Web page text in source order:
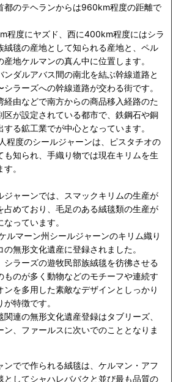
都のテヘランからは960km程度の距離で
程度にヤズド、西に400km程度にはシラ
絨毯の産地として知られる産地と、ペル
産地ケルマンの真ん中に位置します。
ンダルアバス間の南北を結ぶ幹線道路と
シラーズへの幹線道路が交わる街です。
経由などで南方からの商品移入経路のた
区が設定されている都市で、鉄鋼石や銅
する鉱工業でが中心となっています。
程度のシールジャーンは、ピスタチオの
も知られ、手織り物では現在キリムを生
。
ジャーンでは、スマックキリムの生産が
占めており、毛足のある絨毯類の生産が
なっています。
ルマーン州シールジャーンのキリム織り
の無形文化遺産に登録されました。
シラーズの遊牧民部族絨毯を彷彿させる
ものが多く動物などのモチーフや連続す
ンを多用した素敵なデザインとしっかり
が特徴です。
関連の無形文化遺産登録はタブリーズ、
ン、ファールスに次いでのこととなりま
ンでで作られる絨毯は、ケルマン・アフ
としてシャハレババク と並び最も品質の